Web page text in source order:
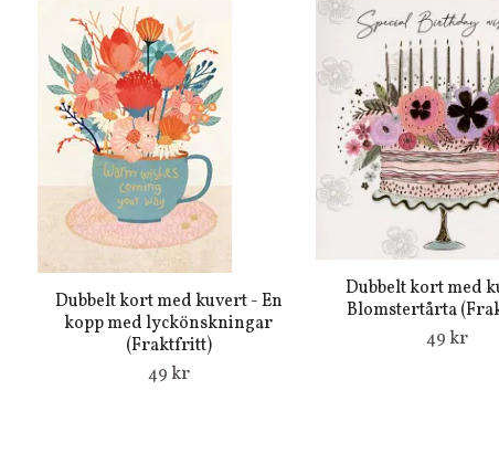
Dubbelt kort med kuvert - En
kopp med lyckönskningar
(Fraktfritt)
49 kr
Dubbelt kort med
Blomstertårta
49 kr